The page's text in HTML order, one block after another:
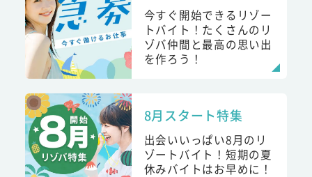
今すぐ開始できるリゾー
トバイト！たくさんのリ
ゾバ仲間と最高の思い出
を作ろう！
8月スタート特集
出会いいっぱい8月のリ
ゾートバイト！短期の夏
休みバイトはお早めに！